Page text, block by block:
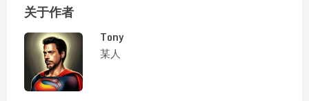
关于作者
Tony
某人